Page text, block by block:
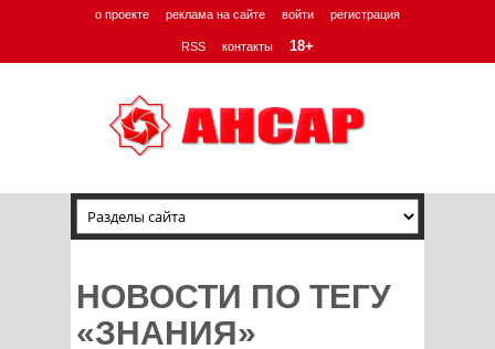
о проекте реклама на сайте войти регистрация
RSS контакты 18+
НОВОСТИ ПО ТЕГУ
«ЗНАНИЯ»